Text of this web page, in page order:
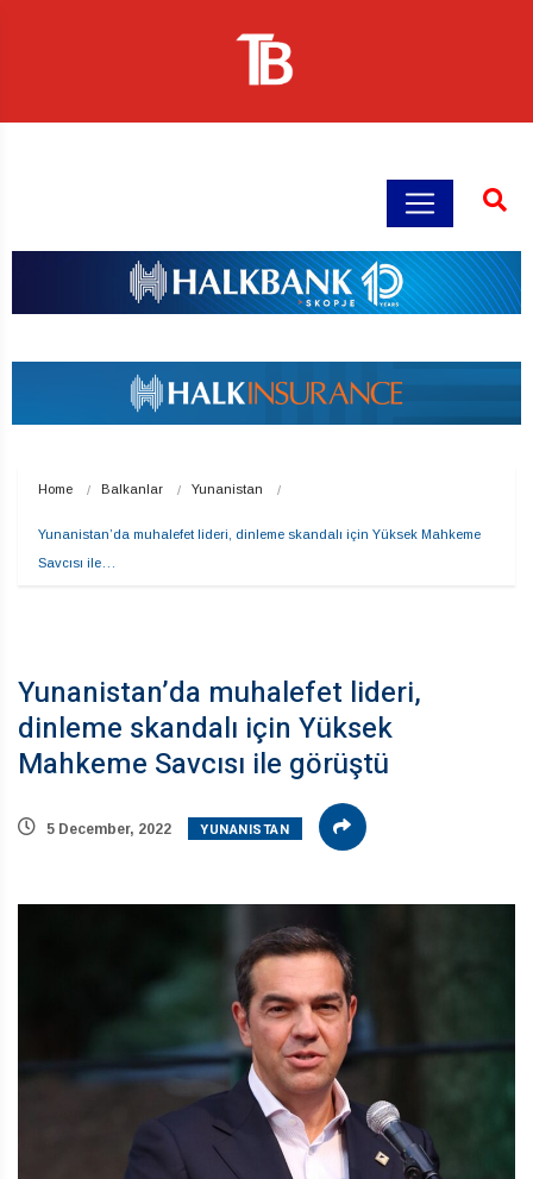
Home Balkanlar Yunanistan
Yunanistan’da muhalefet lideri, dinleme skandalı için Yüksek Mahkeme
Savcısı ile…
Yunanistan’da muhalefet lideri,
dinleme skandalı için Yüksek
Mahkeme Savcısı ile görüştü
5 December, 2022 YUNANISTAN